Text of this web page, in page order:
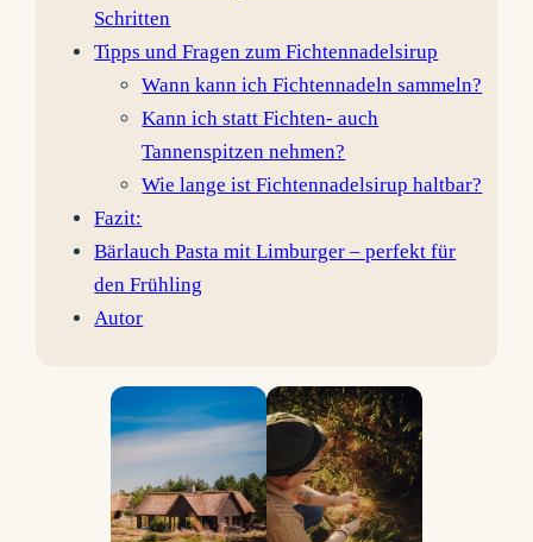
Schritten
Tipps und Fragen zum Fichtennadelsirup
Wann kann ich Fichtennadeln sammeln?
Kann ich statt Fichten- auch
Tannenspitzen nehmen?
Wie lange ist Fichtennadelsirup haltbar?
Fazit:
Bärlauch Pasta mit Limburger – perfekt für
den Frühling
Autor